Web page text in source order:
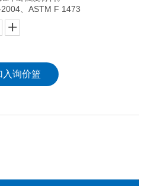
、ASTM F 1473
入询价篮